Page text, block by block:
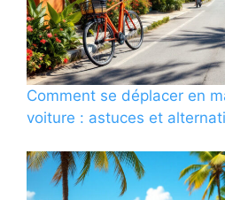
Comment se déplacer en
voiture : astuces et